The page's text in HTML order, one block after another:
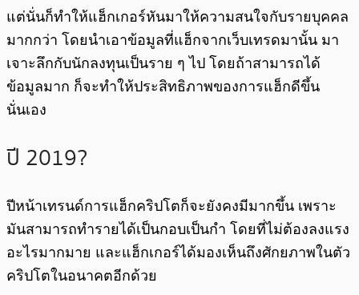
แต่นั่นก็ทำให้แฮ็กเกอร์หันมาให้ความสนใจกับรายบุคคล
มากกว่า โดยนำเอาข้อมูลที่แฮ็กจากเว็บเทรดมานั้น มา
เจาะลึกกับนักลงทุนเป็นราย ๆ ไป โดยถ้าสามารถได้
ข้อมูลมาก ก็จะทำให้ประสิทธิภาพของการแฮ็กดีขึ้น
นั่นเอง
ปี 2019?
ปีหน้าเทรนด์การแฮ็กคริปโตก็จะยังคงมีมากขึ้น เพราะ
มันสามารถทำรายได้เป็นกอบเป็นกำ โดยที่ไม่ต้องลงแรง
อะไรมากมาย และแฮ็กเกอร์ได้มองเห็นถึงศักยภาพในตัว
คริปโตในอนาคตอีกด้วย